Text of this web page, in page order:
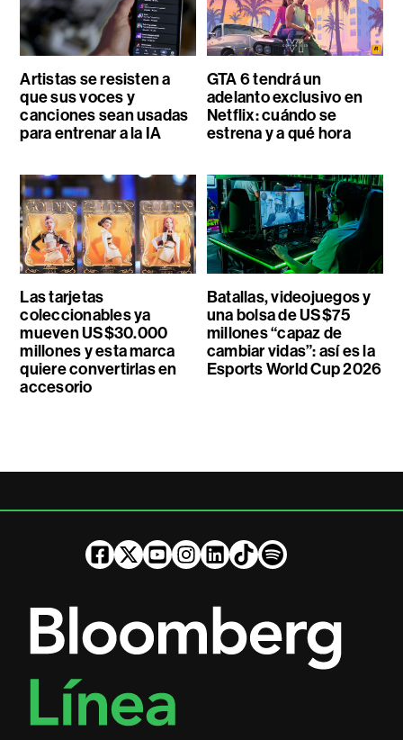
Artistas se resisten a
que sus voces y
canciones sean usadas
para entrenar a la IA
GTA 6 tendrá un
adelanto exclusivo en
Netflix: cuándo se
estrena y a qué hora
Las tarjetas
coleccionables ya
mueven US$30.000
millones y esta marca
quiere convertirlas en
accesorio
Batallas, videojuegos y
una bolsa de US$75
millones “capaz de
cambiar vidas”: así es la
Esports World Cup 2026